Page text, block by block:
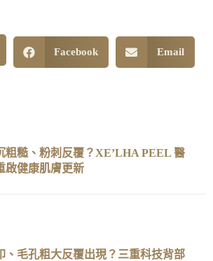
Facebook Email
粗糙、粉刺反覆？XE’LHA PEEL 醫
啟健康肌膚更新
、毛孔粗大反覆出現？三重科技背部